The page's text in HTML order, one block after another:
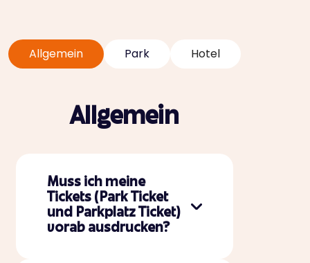
Allgemein Park Hotel
Allgemein
Muss ich meine
Tickets (Park Ticket
und Parkplatz Ticket)
vorab ausdrucken?